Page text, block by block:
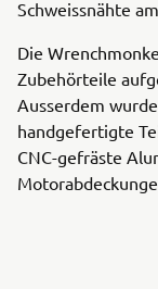
Schweissnähte
Die
Zubehörteile
Ausserdem
handgefertigte
CNC-gefräste